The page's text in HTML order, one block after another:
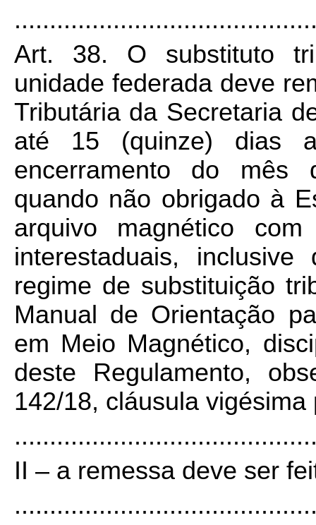
Art. 38. O substituto
unidade federada deve
Tributária da Secretaria
até 15 (quinze) dias
encerramento do mês
quando não obrigado à
arquivo magnético
interestaduais,
regime de substituição
Manual de Orientação
em Meio Magnético,
deste Regulamento,
142/18, cláusula
II – a remessa deve ser